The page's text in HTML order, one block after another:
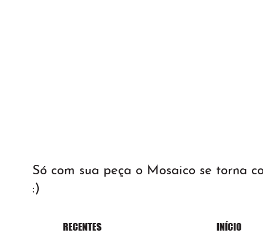
Só com sua peça o Mosaico se torna
:)